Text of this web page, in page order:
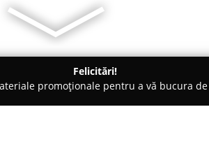
Felicitări!
promoționale pentru a vă bucura